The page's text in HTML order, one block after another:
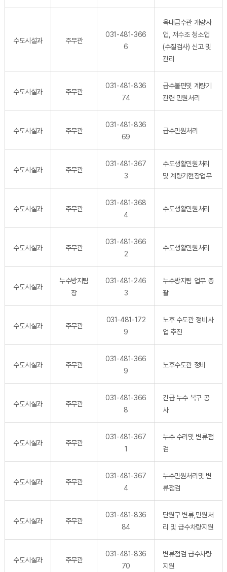
수도시설과 주무관
031-481-366
6
옥내급수관 개량사
업, 저수조 청소업
(수질검사) 신고 및
관리
수도시설과 주무관
031-481-836
74
급수불편및 계량기
관련 민원처리
수도시설과 주무관
031-481-836
69
급수민원처리
수도시설과 주무관
031-481-367
3
수도생활민원처리
및 계량기현장업무
수도시설과 주무관
031-481-368
4
수도생활민원처리
수도시설과 주무관
031-481-366
2
수도생활민원처리
수도시설과
누수방지팀
장
031-481-246
3
누수방지팀 업무 총
괄
수도시설과 주무관
031-481-172
9
노후 수도관 정비사
업 추진
수도시설과 주무관
031-481-366
9
노후수도관 정비
수도시설과 주무관
031-481-366
8
긴급 누수 복구 공
사
수도시설과 주무관
031-481-367
1
누수 수리및 변류점
검
수도시설과 주무관
031-481-367
4
누수민원처리및 변
류점검
수도시설과 주무관
031-481-836
84
단원구 변류,민원처
리 및 급수차량지원
수도시설과 주무관
031-481-836
70
변류점검 급수차량
지원